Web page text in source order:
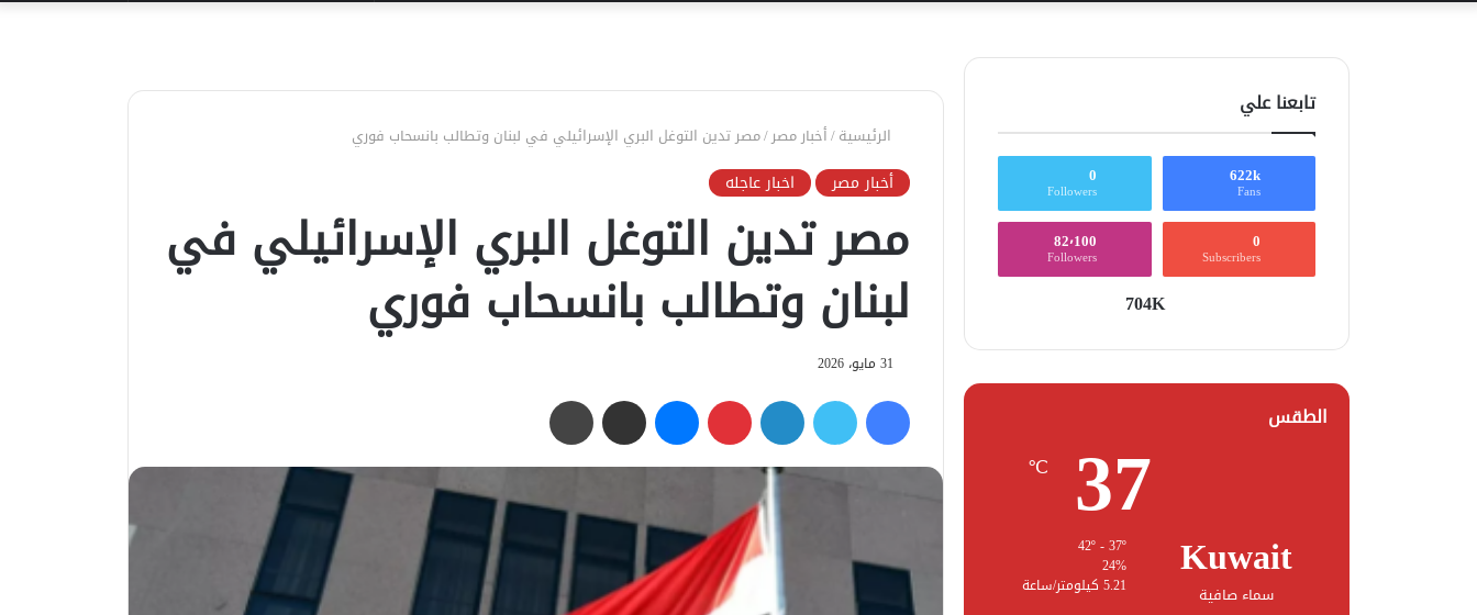
الرئيسية/أخبار مصر/مصر تدين التوغل البري الإسرائيلي في لبنان وتطالب بانسحاب فوري
أخبار مصر اخبار عاجله
مصر تدين التوغل البري الإسرائيلي في
لبنان وتطالب بانسحاب فوري
31 مايو، 2026
فيسبوك تويتر لينكدإن بينتيريست ماسنجر مشاركة عبر البريد
تابعنا علي
622k
Fans
0
Followers
0
Subscribers
82٬100
Followers
704K
الطقس
Kuwait
سماء صافية
37
℃
42º - 37º
24%
5.21 كيلومتر/ساعة